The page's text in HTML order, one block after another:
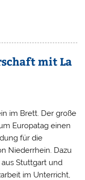
mit La
im Brett. Der große
Europatag einen
für die
Niederrhein. Dazu
Stuttgart und
im Unterricht,